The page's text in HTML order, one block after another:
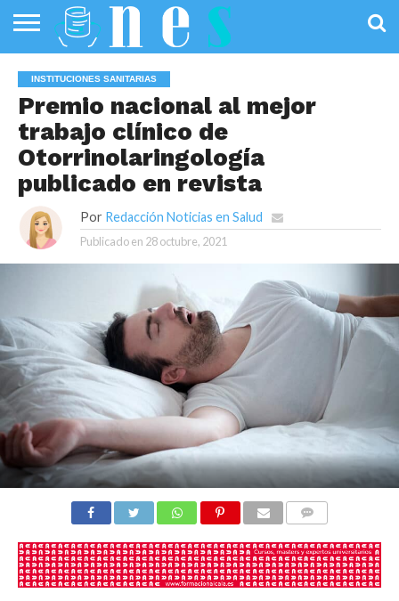
PÚBLICA
SANIDAD
INVESTIGACIÓN
ENTREVISTAS
PROFESIONALES
DE LA SALUD
INFOGRAFÍAS
DE SALUD
OPINIÓN
INSTITUCIONES SANITARIAS
Premio nacional al mejor
trabajo clínico de
Otorrinolaringología
publicado en revista
Por Redacción Noticias en Salud
Publicado en 28 octubre, 2021